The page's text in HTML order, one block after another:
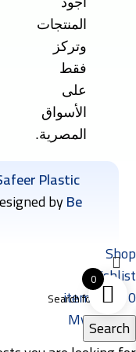
المنتجات
وتركز
فقط
على
الأسواق
المصرية.
Plastic
byBe
Search
0
Shop
Wishlist
0
items Cart
My account